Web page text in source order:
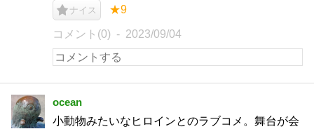
ナイス ★9
コメント(0) 2023/09/04
ocean
小動物みたいなヒロインとのラブコメ。舞台が会